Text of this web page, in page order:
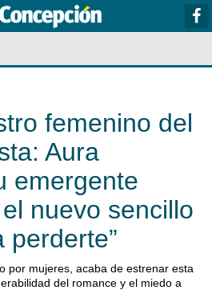
femenino del
Aura
emergente
nuevo sencillo
perderte”
por mujeres, acaba de estrenar esta
del romance y el miedo a